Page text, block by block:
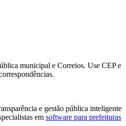
municipal e Correios. Use CEP e
e gestão pública inteligente
em software para prefeituras